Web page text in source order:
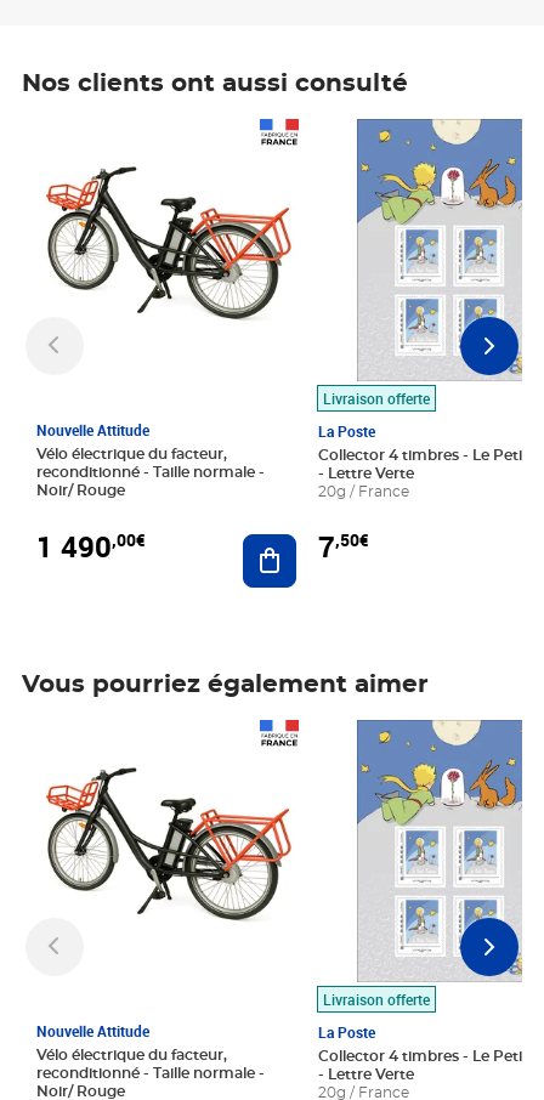
Nos clients ont aussi consulté
Nouvelle Attitude
Vélo électrique du facteur,
reconditionné - Taille normale -
Noir/ Rouge
1 490,00€ Ajouter au panier
Livraison offerte
La Poste
Collector 4 timbres - Le Petit
- Lettre Verte
20g / France
7,50€
Prix 7,50€
Vous pourriez également aimer
Nouvelle Attitude
Vélo électrique du facteur,
reconditionné - Taille normale -
Noir/ Rouge
Livraison offerte
La Poste
Collector 4 timbres - Le Petit
- Lettre Verte
20g / France
Prix 7,50€